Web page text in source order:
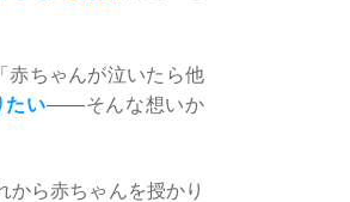
赤ちゃんが泣いたら他
たい――そんな想いか
から赤ちゃんを授かり